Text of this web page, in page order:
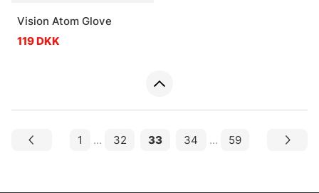
Vision Atom Glove
119 DKK
1 ... 32 33 34 ... 59